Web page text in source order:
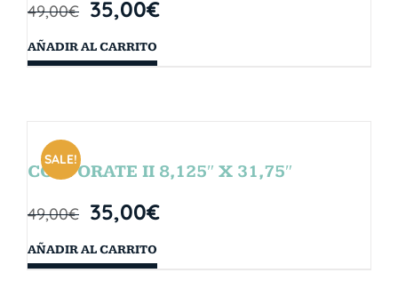
49,00€ 35,00€
AÑADIR AL CARRITO
SALE!
CORPORATE II 8,125″ X 31,75″
49,00€ 35,00€
AÑADIR AL CARRITO